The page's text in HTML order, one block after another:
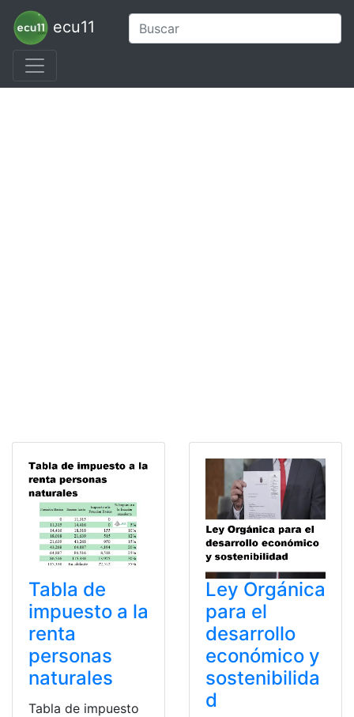
ecu11
Tabla de
impuesto a la
renta
personas
naturales
Tabla de impuesto
Ley Orgánica
para el
desarrollo
económico y
sostenibilida
d